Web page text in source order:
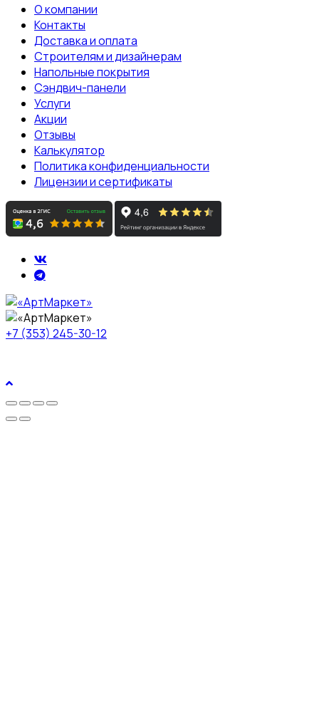
О компании
Контакты
Доставка и оплата
Строителям и дизайнерам
Напольные покрытия
Сэндвич-панели
Услуги
Акции
Отзывы
Калькулятор
Политика конфиденциальности
Лицензии и сертификаты
+7 (353) 245-30-12